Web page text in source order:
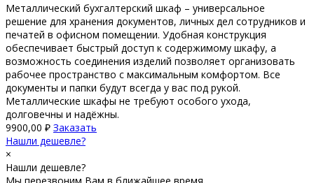
Металлический бухгалтерский шкаф – универсальное
решение для хранения документов, личных дел сотрудников и
печатей в офисном помещении. Удобная конструкция
обеспечивает быстрый доступ к содержимому шкафу, а
возможность соединения изделий позволяет организовать
рабочее пространство с максимальным комфортом. Все
документы и папки будут всегда у вас под рукой.
Металлические шкафы не требуют особого ухода,
долговечны и надёжны.
9900,00 ₽ Заказать
Нашли дешевле?
×
Нашли дешевле?
Мы перезвоним Вам в ближайшее время.